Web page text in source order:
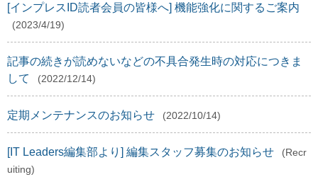
[インプレスID読者会員の皆様へ] 機能強化に関するご案内
(2023/4/19)
記事の続きが読めないなどの不具合発生時の対応につきま
して
(2022/12/14)
定期メンテナンスのお知らせ (2022/10/14)
[IT Leaders編集部より] 編集スタッフ募集のお知らせ
(Recr
uiting)